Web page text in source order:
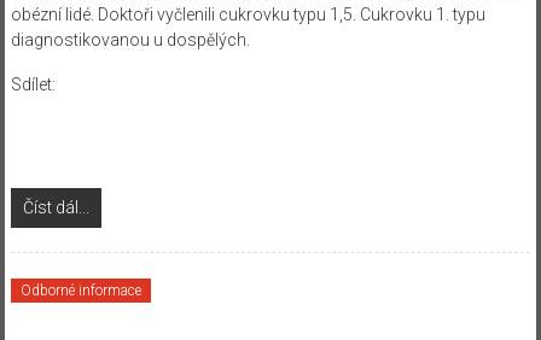
obézní lidé. Doktoři vyčlenili cukrovku typu 1,5. Cukrovku 1. typu
diagnostikovanou u dospělých.
Sdílet:
Číst dál...
Odborné informace